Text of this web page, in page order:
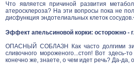
Что является причиной развития
атеросклероза? На эти вопросы пока не
дисфункция эндотелиальных клеток
Эффект апельсиновой корки: осторожно -
ОПАСНЫЙ СОБЛАЗН Как часто долгими
сливочного мороженого...стоп! Вот
конечно же, знаете, о чем идет речь? Да-да,